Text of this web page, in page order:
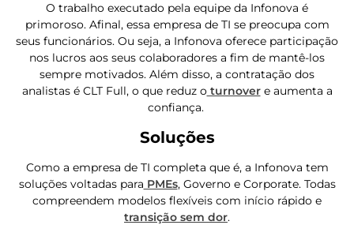
O trabalho executado pela equipe da Infonova é
primoroso. Afinal, essa empresa de TI se preocupa com
seus funcionários. Ou seja, a Infonova oferece participação
nos lucros aos seus colaboradores a fim de mantê-los
sempre motivados. Além disso, a contratação dos
analistas é CLT Full, o que reduz oturnovere aumenta a
confiança.
Soluções
Como a empresa de TI completa que é, a Infonova tem
soluções voltadas para PMEs, Governo e Corporate. Todas
compreendem modelos flexíveis com início rápido e
transição sem dor.